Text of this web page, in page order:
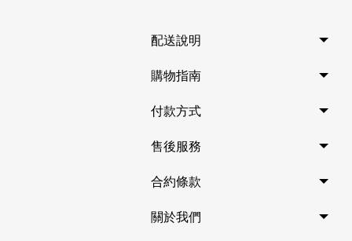
配送說明
購物指南
付款方式
售後服務
合約條款
關於我們